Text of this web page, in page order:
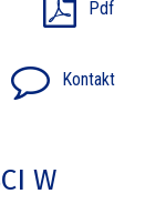
Pdf
Kontakt
W